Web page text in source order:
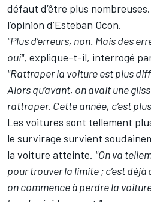
défaut d’être plus
l’opinion d’Esteban Ocon.
"Plus d’erreurs, non. Mais des
oui", explique-t-il, interrogé
"Rattraper la voiture est plus
Alors qu’avant, on avait une
rattraper. Cette année, c’est
Les voitures sont tellement
le survirage survient
la voiture atteinte. "On va
pour trouver la limite ; c’est
on commence à perdre la